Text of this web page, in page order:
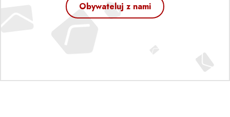
Obywateluj z nami